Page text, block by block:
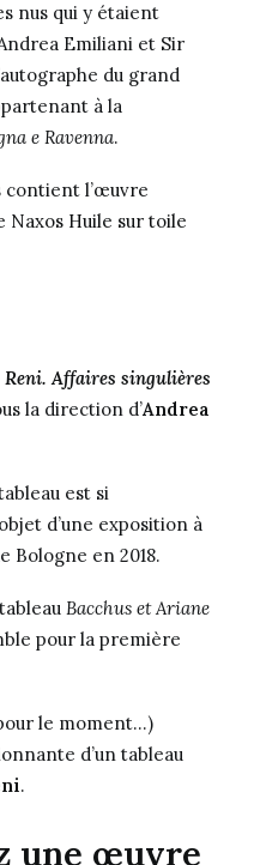
nus qui y étaient
Emiliani et Sir
du grand
à la
e Ravenna.
l’œuvre
Naxos Huile sur toile
Affaires singulières
la direction d’Andrea
est si
d’une exposition à
Bologne en 2018.
Bacchus et Ariane
pour la première
le moment…)
d’un tableau
.
une œuvre